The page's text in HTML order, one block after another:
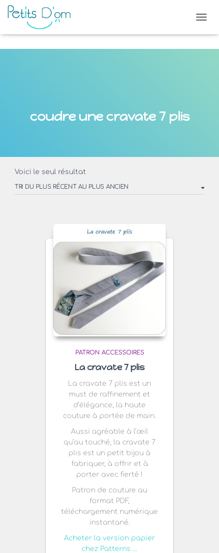
coudre une cravate 7 plis
Voici le seul résultat
PATRON ACCESSOIRES
La cravate 7 plis
La cravate 7 plis est un
must de raffinement et
d’élégance, la haute
couture à portée de main.
Aussi agréable à l’œil
qu’au touché, la cravate 7
plis est un petit bijou à
fabriquer, à offrir et à
porter avec fierté !
Patron de couture au
format PDF,
téléchargement numérique
instantané.
Acheter la version papier
chez Patterns …